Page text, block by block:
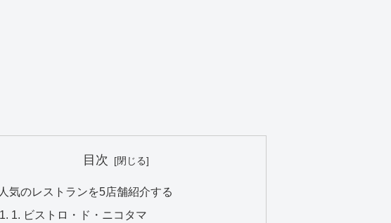
目次
人気のレストランを5店舗紹介する
1. ビストロ・ド・ニコタマ